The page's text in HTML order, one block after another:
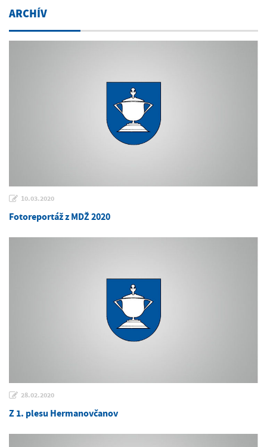
ARCHÍV
10.03.2020
Fotoreportáž z MDŽ 2020
28.02.2020
Z 1. plesu Hermanovčanov